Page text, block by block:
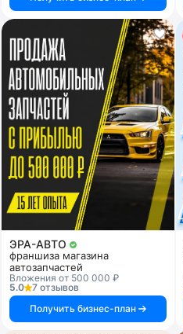
ЭРА-АВТО
франшиза магазина
автозапчастей
Вложения от 500 000 ₽
5.0
7 отзывов
Получить бизнес-план